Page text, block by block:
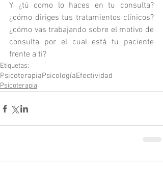
Y ¿tú como lo haces en tu consulta?
¿cómo diriges tus tratamientos clínicos?
¿cómo vas trabajando sobre el motivo de
consulta por el cual está tu paciente
frente a ti?
Etiquetas:
PsicoterapiaPsicologíaEfectividad
Psicoterapia